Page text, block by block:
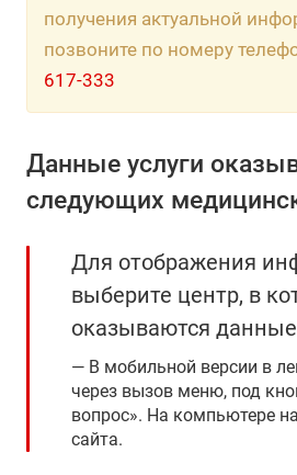
получения актуальной
позвоните по номеру
617-333
Данные услуги
следующих
Для отображения
выберите центр, в
оказываются данные
В мобильной версии в
через вызов меню, под
вопрос». На компьютере
сайта.